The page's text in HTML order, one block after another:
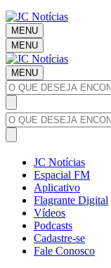
MENU
MENU
MENU
JC Notícias
Espacial FM
Aplicativo
Flagrante Digital
Vídeos
Podcasts
Cadastre-se
Fale Conosco